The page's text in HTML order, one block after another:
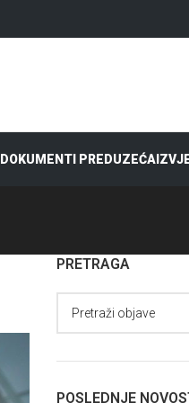
DOKUMENTI PREDUZEĆA
PRETRAGA
POSLEDNJE